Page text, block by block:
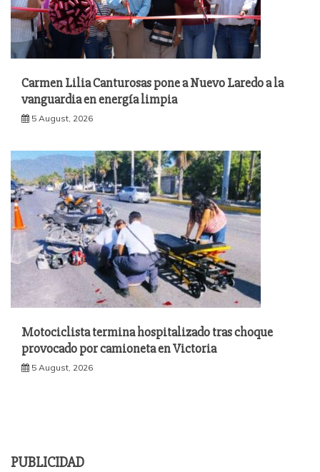
Carmen Lilia Canturosas pone a Nuevo Laredo a la
vanguardia en energía limpia
5 August, 2026
Motociclista termina hospitalizado tras choque
provocado por camioneta en Victoria
5 August, 2026
PUBLICIDAD